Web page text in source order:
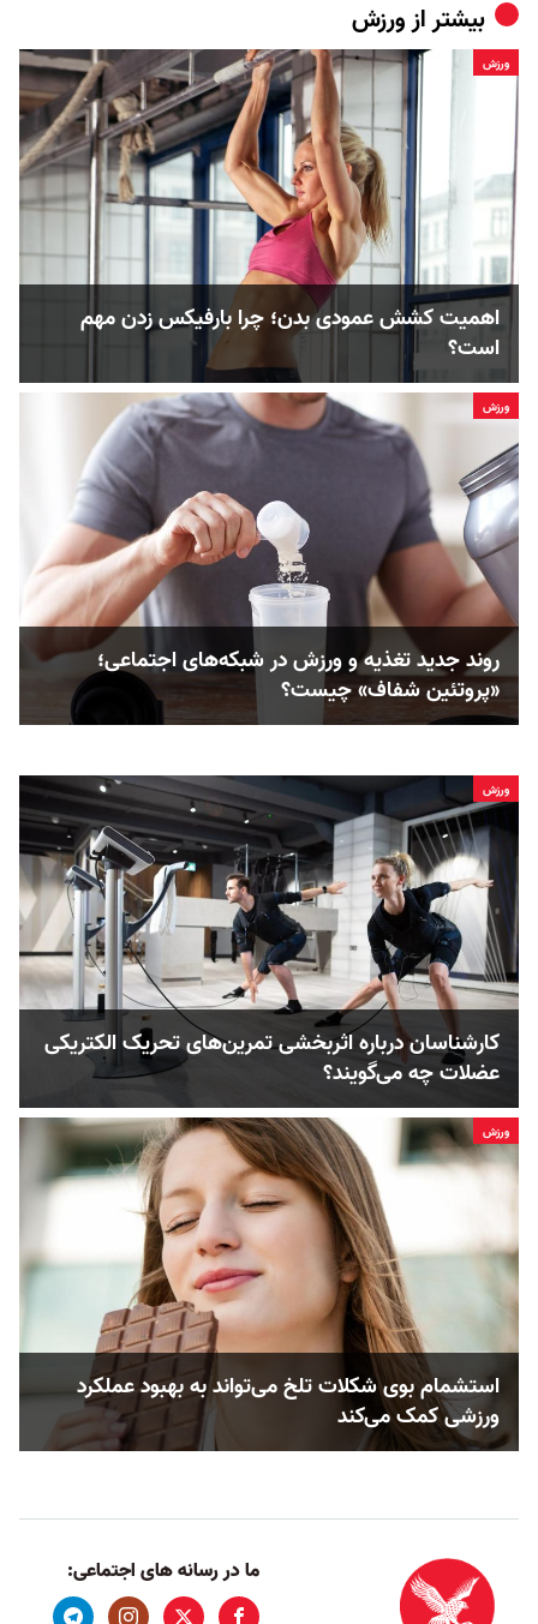
بیشتر ازورزش
ورزش
اهمیت کشش عمودی بدن؛ چرا بارفیکس زدن مهم
است؟
ورزش
روند جدید تغذیه و ورزش در شبکه‌های اجتماعی؛
«پروتئین شفاف» چیست؟
ورزش
کارشناسان درباره اثربخشی تمرین‌های تحریک الکتریکی
عضلات چه می‌گویند؟
ورزش
استشمام بوی شکلات تلخ می‌تواند به بهبود عملکرد
ورزشی کمک می‌کند
ما در رسانه های اجتماعی: